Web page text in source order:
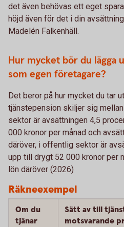
det även behövas ett eget
höjd även för det i din
Madelén Falkenhäll.
Hur mycket bör du lägga
som egen företagare?
Det beror på hur mycket du tar
tjänstepension skiljer sig
sektor är avsättningen 4,5
000 kronor per månad och
däröver, i offentlig sektor är
upp till drygt 52 000 kronor per
lön däröver (2026)
Räkneexempel
Om du
tjänar
Sätt av till
motsvarande